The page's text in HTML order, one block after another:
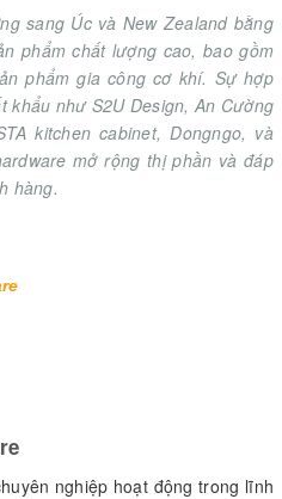
sang Úc và New Zealand bằng
phẩm chất lượng cao, bao gồm
phẩm gia công cơ khí. Sự hợp
khẩu như S2U Design, An Cường
kitchen cabinet, Dongngo, và
mở rộng thị phần và đáp
hàng.
nghiệp hoạt động trong lĩnh